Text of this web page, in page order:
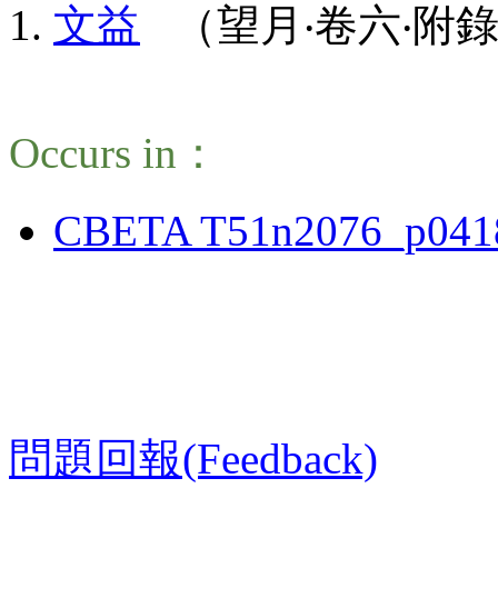
文益 （望月‧卷六‧附
Occurs in：
CBETA
問題回報(Feedback)